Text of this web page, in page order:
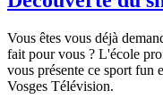
Vous êtes vous déjà
fait pour vous ? L'école
vous présente ce sport fun
Vosges Télévision.